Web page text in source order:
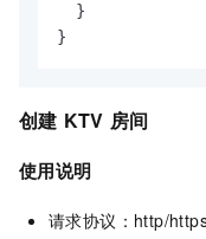
}
}
创建 KTV 房间
使用说明
请求协议：http/